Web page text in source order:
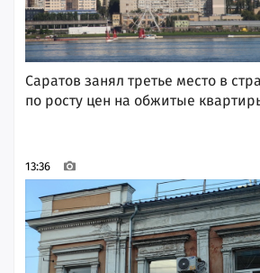
Саратов занял третье место в
по росту цен на обжитые
13:36